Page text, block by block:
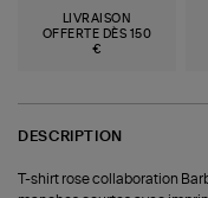
LIVRAISON
OFFERTE DÈS 150
€
DESCRIPTION
T-shirt rose collaboration